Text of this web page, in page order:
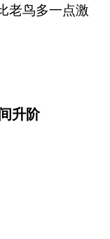
老鸟多一点激
升阶